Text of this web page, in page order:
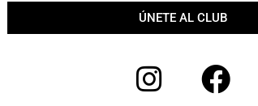
ÚNETE AL CLUB